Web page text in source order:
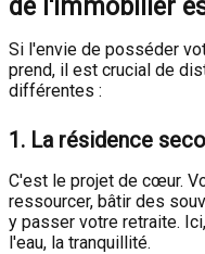
de l'immobilier
Si l'envie de posséder
prend, il est crucial de
différentes :
1. La résidence
C'est le projet de cœur.
ressourcer, bâtir des
y passer votre retraite.
l'eau, la tranquillité.